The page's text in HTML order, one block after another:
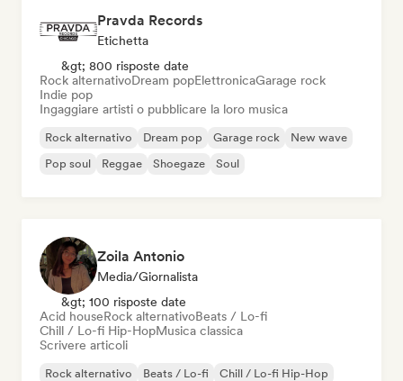
Pravda Records
Etichetta
&gt; 800 risposte date
Rock alternativoDream popElettronicaGarage rock
Indie pop
Ingaggiare artisti o pubblicare la loro musica
Rock alternativo Dream pop Garage rock
New wave
Pop soul
Reggae Shoegaze Soul
Zoila Antonio
Media/Giornalista
&gt; 100 risposte date
Acid houseRock alternativoBeats / Lo-fi
Chill / Lo-fi Hip-HopMusica classica
Scrivere articoli
Rock alternativo Beats / Lo-fi
Chill / Lo-fi Hip-Hop